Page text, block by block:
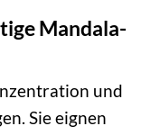
Mandala-
und
Sie eignen